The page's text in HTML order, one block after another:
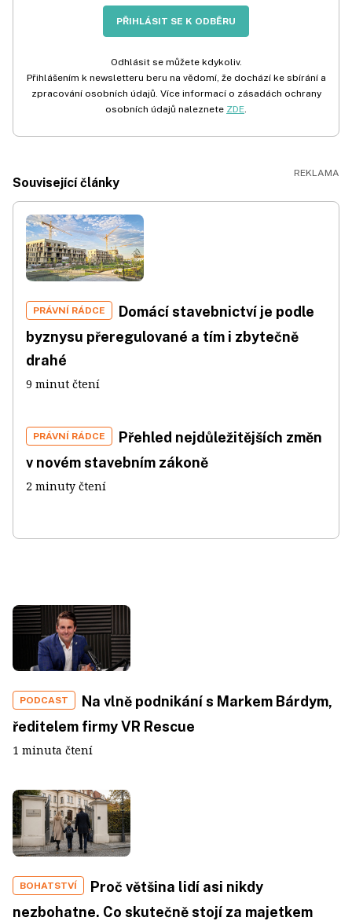
PŘIHLÁSIT SE K ODBĚRU
Odhlásit se můžete kdykoliv.
Přihlášením k newsletteru beru na vědomí, že dochází ke sbírání a
zpracování osobních údajů. Více informací o zásadách ochrany
osobních údajů naleznete ZDE.
Související články
PRÁVNÍ RÁDCE
Domácí stavebnictví je podle
byznysu přeregulované a tím i zbytečně
drahé
9 minut čtení
PRÁVNÍ RÁDCE
Přehled nejdůležitějších změn
v novém stavebním zákoně
2 minuty čtení
PODCAST
Na vlně podnikání s Markem Bárdym,
ředitelem firmy VR Rescue
1 minuta čtení
BOHATSTVÍ
Proč většina lidí asi nikdy
nezbohatne. Co skutečně stojí za majetkem